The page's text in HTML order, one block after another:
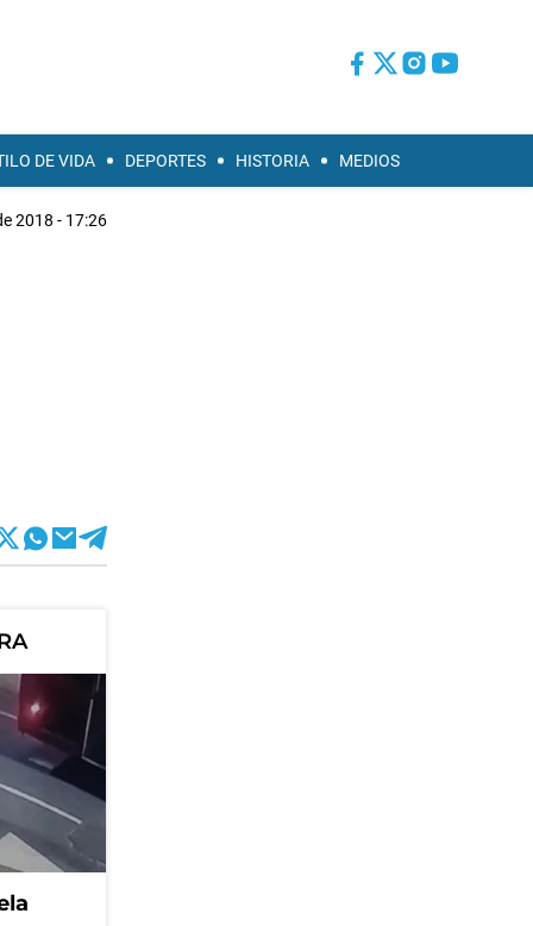
DE VIDA DEPORTES HISTORIA MEDIOS
2018 - 17:26